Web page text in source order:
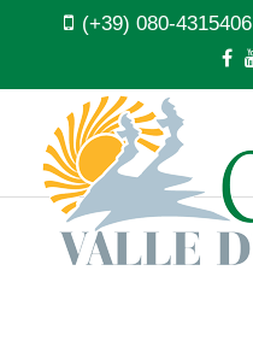
(+39) 080-4315406